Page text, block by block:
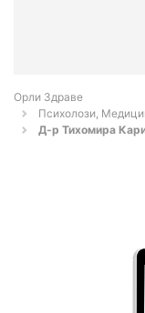
Орли Здраве
Психолози,
Д-р Тихомира